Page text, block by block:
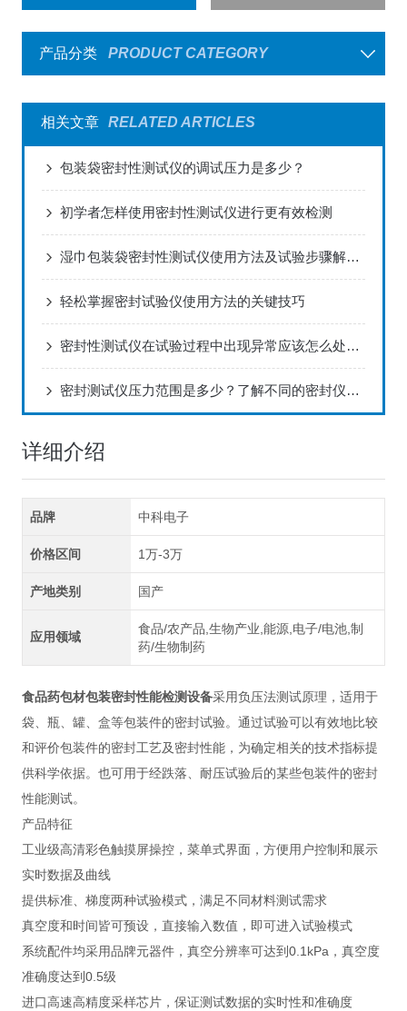
产品分类 PRODUCT CATEGORY
相关文章 RELATED ARTICLES
包装袋密封性测试仪的调试压力是多少？
初学者怎样使用密封性测试仪进行更有效检测
湿巾包装袋密封性测试仪使用方法及试验步骤解决方案！
轻松掌握密封试验仪使用方法的关键技巧
密封性测试仪在试验过程中出现异常应该怎么处理？
密封测试仪压力范围‌是多少？了解不同的密封仪适用压力
详细介绍
品牌 中科电子
价格区间 1万-3万
产地类别 国产
应用领域
食品/农产品,生物产业,能源,电子/电池,制
药/生物制药
食品药包材包装密封性能检测设备采用负压法测试原理，适用于
袋、瓶、罐、盒等包装件的密封试验。通过试验可以有效地比较
和评价包装件的密封工艺及密封性能，为确定相关的技术指标提
供科学依据。也可用于经跌落、耐压试验后的某些包装件的密封
性能测试。
产品特征
工业级高清彩色触摸屏操控，菜单式界面，方便用户控制和展示
实时数据及曲线
提供标准、梯度两种试验模式，满足不同材料测试需求
真空度和时间皆可预设，直接输入数值，即可进入试验模式
系统配件均采用品牌元器件，真空分辨率可达到0.1kPa，真空度
准确度达到0.5级
进口高速高精度采样芯片，保证测试数据的实时性和准确度